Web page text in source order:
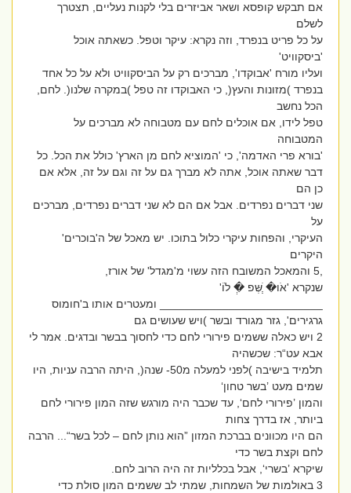
אם תבקש קופסא ושאר אביזרים בלי לקנות נעליים, תצטרך
לשלם
על כל פריט בנפרד, וזה נקרא: עיקר וטפל. כשאתה אוכל
'ביסקוויט'
ועליו מורח 'אבוקדו', מברכים רק על הביסקוויט ולא על כל אחד
בנפרד )מזונות והעץ(, כי האבוקדו זה טפל )במקרה שלנו(. לחם,
הכל נחשב
טפל לידו, אם אוכלים לחם עם מטבוחה לא מברכים על
המטבוחה
'בורא פרי האדמה', כי 'המוציא לחם מן הארץ' כולל את הכל. כל
דבר שאתה אוכל, אתה לא מברך גם על זה וגם על זה, אלא אם
כן הם
שני דברים נפרדים. אבל אם הם לא שני דברים נפרדים, מברכים
על
העיקרי, והפחות עיקרי כלול בתוכו. יש מאכל של ה'בוכרים'
היקרים
שנקרא 'אֹו� ְְׁשְּפ �ְ לֹוֹ'
__________________________ ומעטרים אותו ב'חומוס
גרגירים', גזר מגורד ובשר )ויש שעושים גם
2 ויש כאלה ששמים פירורי לחם כדי לחסוך בבשר ובדגים. אמר לי
אבא עט“ר: שכשהיה
תלמיד בישיבה )לפני למעלה מ50- שנה(, היתה הרבה עניות, היו
שמים מעט ’בשר טחון‘
והמון ’פירורי לחם‘, עד שכבר היה מורגש שזה המון פירורי לחם
ביותר, אז בדרך צחות
הם היו מכוונים בברכת המזון ”הוא נותן לחם – לכל בשר“... הרבה
לחם וקצת בשר כדי
שיקרא ’בשרי‘, אבל בכלליות זה היה הרוב לחם.
3 באולמות של השמחות, שמתי לב ששמים המון סולת כדי